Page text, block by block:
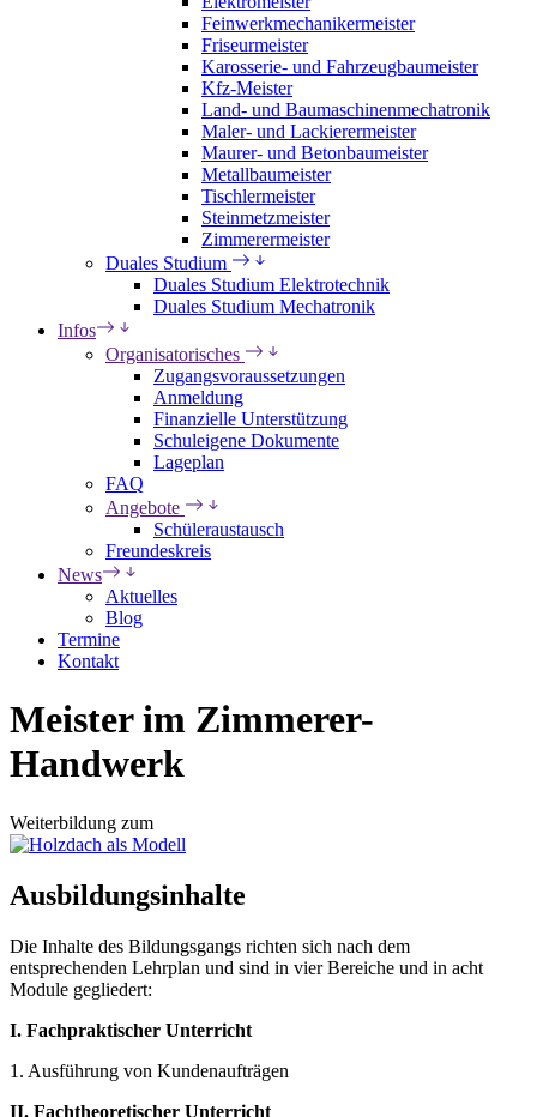
Feinwerkmechanikermeister
Friseurmeister
Karosserie- und Fahrzeugbaumeister
Kfz-Meister
Land- und Baumaschinenmechatronik
Maler- und Lackierermeister
Maurer- und Betonbaumeister
Metallbaumeister
Tischlermeister
Steinmetzmeister
Zimmerermeister
Duales Studium
Duales Studium Elektrotechnik
Duales Studium Mechatronik
Infos
Organisatorisches
Zugangsvoraussetzungen
Anmeldung
Finanzielle Unterstützung
Schuleigene Dokumente
Lageplan
FAQ
Angebote
Schüleraustausch
Freundeskreis
News
Aktuelles
Blog
Termine
Kontakt
Meister im Zimmerer-
Handwerk
Weiterbildung zum
Ausbildungsinhalte
Die Inhalte des Bildungsgangs richten sich nach dem
entsprechenden Lehrplan und sind in vier Bereiche und in acht
Module gegliedert:
I. Fachpraktischer Unterricht
1. Ausführung von Kundenaufträgen
II. Fachtheoretischer Unterricht